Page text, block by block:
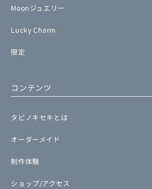
Moonジュエリー
Lucky Charm
限定
コンテンツ
タビノキセキとは
オーダーメイド
制作体験
ショップ/アクセス